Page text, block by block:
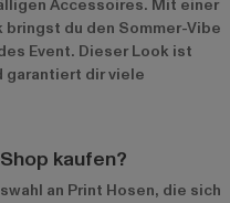
Accessoires. Mit einer
du den Sommer-Vibe
Event. Dieser Look ist
garantiert dir viele
kaufen?
an Print Hosen, die sich